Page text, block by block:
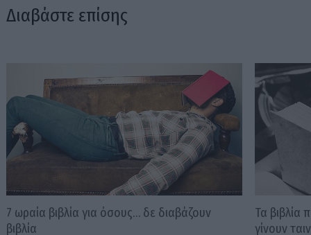
Διαβάστε επίσης
7 ωραία βιβλία για όσους… δε διαβάζουν
βιβλία
Τα βιβλία
γίνουν